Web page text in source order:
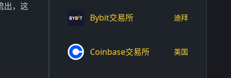
出，这
Bybit交易所 迪拜
Coinbase交易所 美国